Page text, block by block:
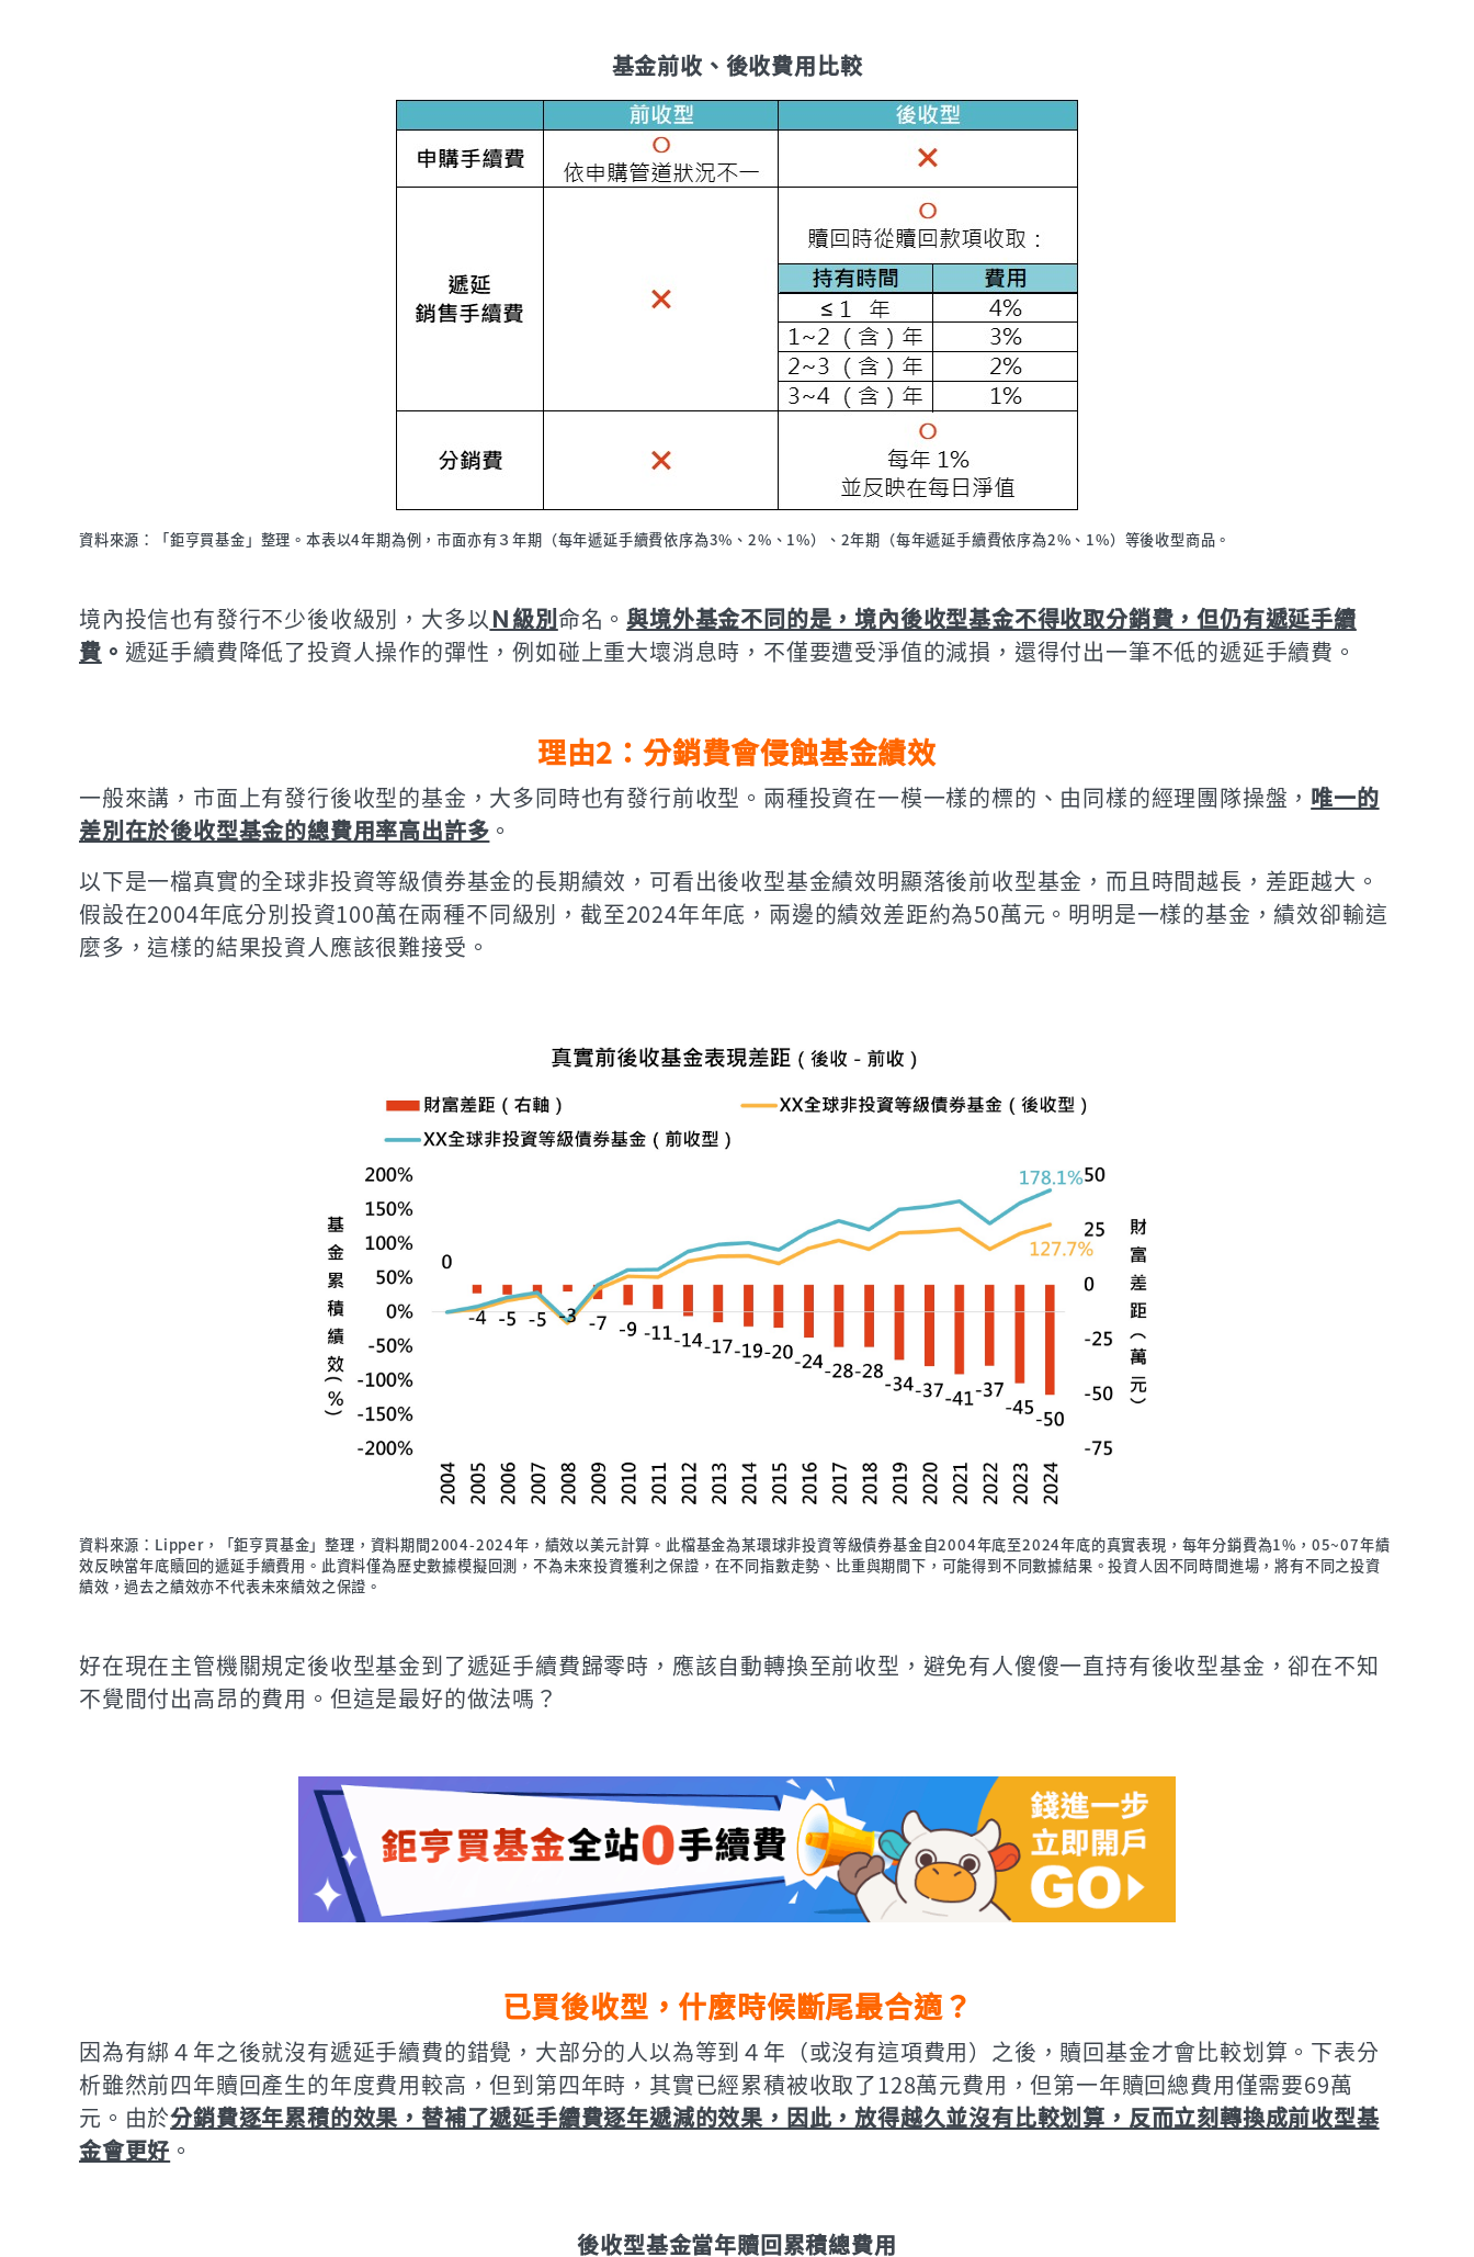
基金前收、後收費用比較
資料來源：「鉅亨買基金」整理。本表以4年期為例，市面亦有３年期（每年遞延手續費依序為3%、2%、1%）、2年期（每年遞延手續費依序為2%、1%）等後收型商品。
境內投信也有發行不少後收級別，大多以Ｎ級別命名。 與境外基金不同的是，境內後收型基金不得收取分銷費，但仍有遞延手續
費 。 遞延手續費降低了投資人操作的彈性，例如碰上重大壞消息時，不僅要遭受淨值的減損，還得付出一筆不低的遞延手續費。
理由2：分銷費會侵蝕基金績效
一般來講，市面上有發行後收型的基金，大多同時也有發行前收型。兩種投資在一模一樣的標的、由同樣的經理團隊操盤， 唯一的
差別在於後收型基金的總費用率高出許多 。
以下是一檔真實的全球非投資等級債券基金的長期績效，可看出後收型基金績效明顯落後前收型基金，而且時間越長，差距越大。
假設在2004年底分別投資100萬在兩種不同級別，截至2024年年底，兩邊的績效差距約為50萬元。明明是一樣的基金，績效卻輸這
麼多，這樣的結果投資人應該很難接受。
資料來源：Lipper，「鉅亨買基金」整理，資料期間2004-2024年，績效以美元計算。此檔基金為某環球非投資等級債券基金自2004年底至2024年底的真實表現，每年分銷費為1%，05~07年績
效反映當年底贖回的遞延手續費用。此資料僅為歷史數據模擬回測，不為未來投資獲利之保證，在不同指數走勢、比重與期間下，可能得到不同數據結果。投資人因不同時間進場，將有不同之投資
績效，過去之績效亦不代表未來績效之保證。
好在現在主管機關規定後收型基金到了遞延手續費歸零時，應該自動轉換至前收型，避免有人傻傻一直持有後收型基金，卻在不知
不覺間付出高昂的費用。但這是最好的做法嗎？
已買後收型，什麼時候斷尾最合適？
因為有綁４年之後就沒有遞延手續費的錯覺，大部分的人以為等到４年（或沒有這項費用）之後，贖回基金才會比較划算。下表分
析雖然前四年贖回產生的年度費用較高，但到第四年時，其實已經累積被收取了128萬元費用，但第一年贖回總費用僅需要69萬
元。由於分銷費逐年累積的效果，替補了遞延手續費逐年遞減的效果，因此，放得越久並沒有比較划算，反而立刻轉換成前收型基
金會更好 。
後收型基金當年贖回累積總費用